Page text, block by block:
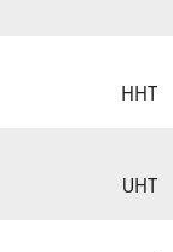
HHT
UHT